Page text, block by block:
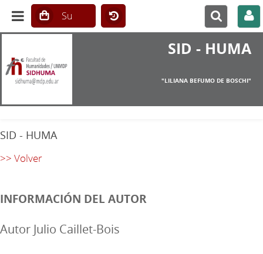
SID - HUMA
"LILIANA BEFUMO DE BOSCHI"
SID - HUMA
>> Volver
INFORMACIÓN DEL AUTOR
Autor Julio Caillet-Bois